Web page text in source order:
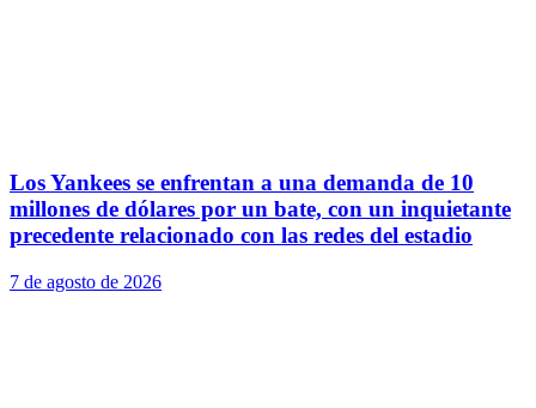
Los Yankees se enfrentan a una demanda de 10
millones de dólares por un bate, con un inquietante
precedente relacionado con las redes del estadio
7 de agosto de 2026